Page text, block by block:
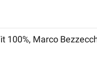
100%, Marco